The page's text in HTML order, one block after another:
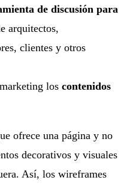
de discusión para
arquitectos,
clientes y otros
los contenidos
ofrece una página y no
decorativos y visuales
Así, los wireframes